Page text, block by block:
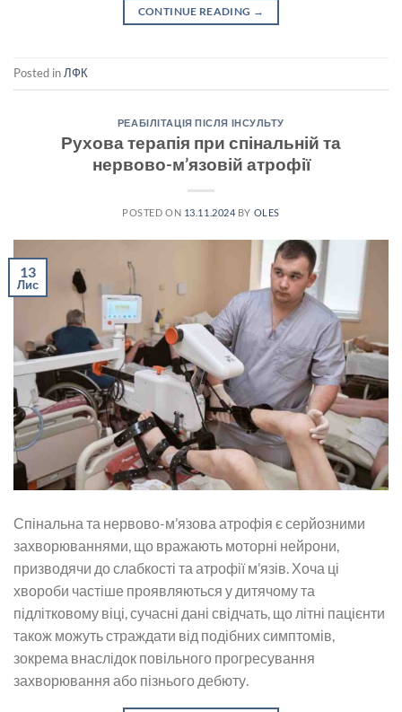
CONTINUE READING →
Posted in ЛФК
РЕАБІЛІТАЦІЯ ПІСЛЯ ІНСУЛЬТУ
Рухова терапія при спінальній та
нервово-м’язовій атрофії
POSTED ON 13.11.2024 BY OLES
13
Лис
Спінальна та нервово-м’язова атрофія є серйозними
захворюваннями, що вражають моторні нейрони,
призводячи до слабкості та атрофії м’язів. Хоча ці
хвороби частіше проявляються у дитячому та
підлітковому віці, сучасні дані свідчать, що літні пацієнти
також можуть страждати від подібних симптомів,
зокрема внаслідок повільного прогресування
захворювання або пізнього дебюту.